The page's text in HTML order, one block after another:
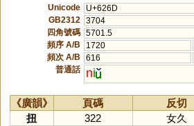
Unicode
U+626D
GB2312
3704
四角號碼 5701.5
頻序 A/B
1720
頻次 A/B
616
普通話
ni
《廣韻》 頁碼 反切
扭
322
女久